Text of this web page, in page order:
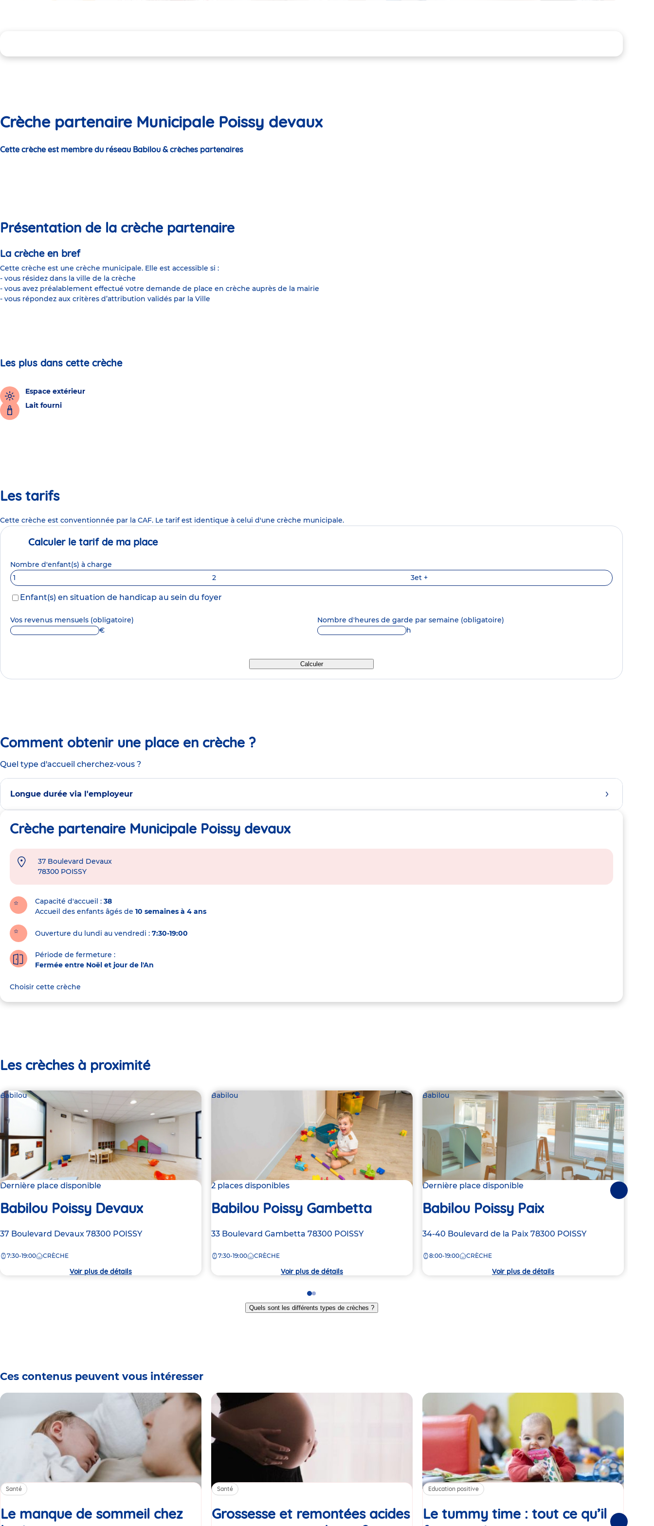
Crèche partenaire Municipale Poissy devaux
Cette crèche est membre du réseau Babilou & crèches partenaires
Présentation de la crèche partenaire
La crèche en bref
Cette crèche est une crèche municipale. Elle est accessible si :
- vous résidez dans la ville de la crèche
- vous avez préalablement effectué votre demande de place en crèche auprès de la mairie
- vous répondez aux critères d’attribution validés par la Ville
Les plus dans cette crèche
Espace extérieur
Lait fourni
Les tarifs
Cette crèche est conventionnée par la CAF. Le tarif est identique à celui d'une crèche municipale.
Calculer le tarif de ma place
Nombre d'enfant(s) à charge
1
2 3et +
Enfant(s) en situation de handicap au sein du foyer
Vos revenus mensuels (obligatoire)
€
Nombre d'heures de garde par semaine (obligatoire)
h
Calculer
Comment obtenir une place en crèche ?
Quel type d'accueil cherchez-vous ?
Longue durée via l'employeur
Crèche partenaire Municipale Poissy devaux
Adresse
crèche
37 Boulevard Devaux
78300 POISSY
Capacité d'accueil
38
Accueil des enfants âgés de 10 semaines à 4 ans
Ouverture du lundi au vendredi : 7:30-19:00
Période de fermeture :
Fermée entre Noël et jour de l'An
Choisir cette crèche
Les crèches à proximité
Babilou
Dernière place disponible
Babilou Poissy Devaux
Adresse
la
37 Boulevard Devaux 78300 POISSY
7:30-19:00 CRÈCHE
Voir plus de détails
Babilou
2 places disponibles
Babilou Poissy Gambetta
Adresse
la
33 Boulevard Gambetta 78300 POISSY
7:30-19:00 CRÈCHE
Voir plus de détails
Babilou
Dernière place disponible
Babilou Poissy Paix
Adresse
la
34-40 Boulevard de la Paix 78300 POISSY
8:00-19:00 CRÈCHE
Voir plus de détails
Suivantes
Go
to
slide
Go
to
slide
Quels sont les différents types de crèches ?
Ces contenus peuvent vous intéresser
Santé
Le manque de sommeil chez
Santé
Grossesse et remontées acides
Education positive
Le tummy time : tout ce qu’il